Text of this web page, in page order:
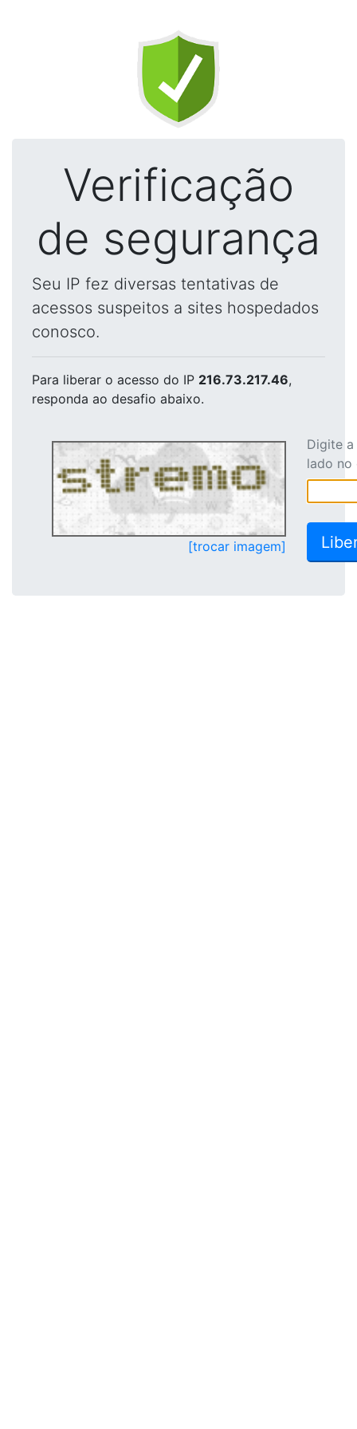
Verificação
de segurança
Seu IP fez diversas tentativas de
acessos suspeitos a sites hospedados
conosco.
Para liberar o acesso do IP 216.73.217.46,
responda ao desafio abaixo.
[trocar imagem]
Digite
lado no